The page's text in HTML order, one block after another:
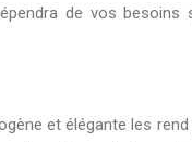
de vos besoins
et élégante les